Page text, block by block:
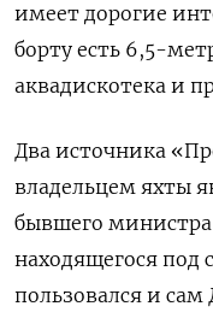
имеет дорогие
борту есть 6,5-
аквадискотека и
Два источника
владельцем яхты
бывшего
находящегося
пользовался и